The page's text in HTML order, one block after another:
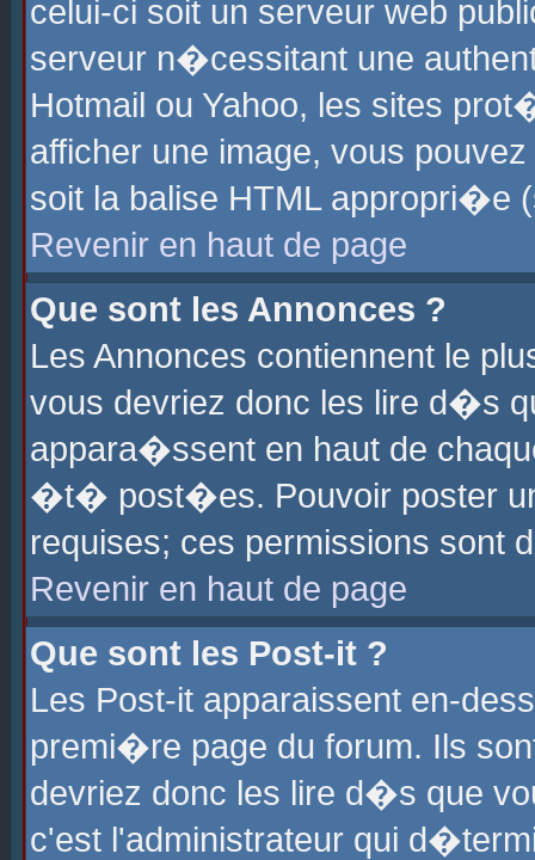
celui-ci soit un serveur web
serveur n�cessitant une
Hotmail ou Yahoo, les sites
afficher une image, vous
soit la balise HTML
Revenir en haut de page
Que sont les Annonces ?
Les Annonces contiennent le
vous devriez donc les lire d�s
appara�ssent en haut de
�t� post�es. Pouvoir poster
requises; ces permissions sont
Revenir en haut de page
Que sont les Post-it ?
Les Post-it apparaissent en-
premi�re page du forum. Ils
devriez donc les lire d�s que
c'est l'administrateur qui